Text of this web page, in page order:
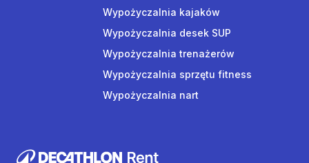
Wypożyczalnia kajaków
Wypożyczalnia desek SUP
Wypożyczalnia trenażerów
Wypożyczalnia sprzętu fitness
Wypożyczalnia nart